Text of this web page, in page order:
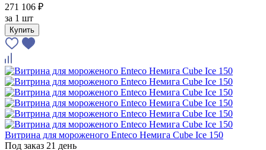
271 106 ₽
за 1 шт
Купить
Витрина для мороженого Enteco Немига Cube Ice 150
Под заказ 21 день